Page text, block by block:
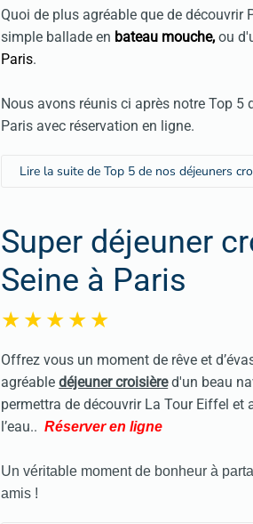
Quoi de plus agréable que de découvrir
simple ballade en bateau mouche, ou
Paris.
Nous avons réunis ci après notre Top 5
Paris avec réservation en ligne.
Lire la suite de Top 5 de nos déjeuners
Super déjeuner
Seine à Paris
Offrez vous un moment de rêve et
agréabledéjeuner croisièred'un beau
permettra de découvrir La Tour Eiffel
l’eau.. Réserver en ligne
Un véritable moment de bonheur à
amis !